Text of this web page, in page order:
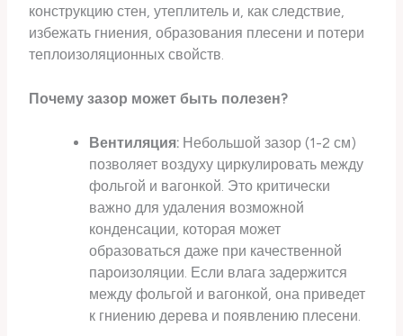
конструкцию стен, утеплитель и, как следствие,
избежать гниения, образования плесени и потери
теплоизоляционных свойств.
Почему зазор может быть полезен?
Вентиляция:Небольшой зазор (1-2 см)
позволяет воздуху циркулировать между
фольгой и вагонкой. Это критически
важно для удаления возможной
конденсации, которая может
образоваться даже при качественной
пароизоляции. Если влага задержится
между фольгой и вагонкой, она приведет
к гниению дерева и появлению плесени.